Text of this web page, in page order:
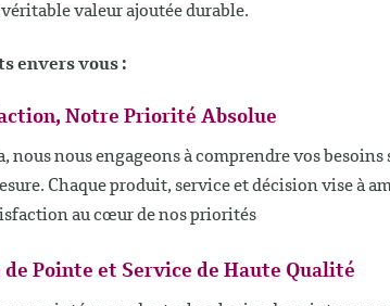
valeur ajoutée durable.
envers vous :
Notre Priorité Absolue
nous nous engageons à comprendre vos
Chaque produit, service et décision vise à
au cœur de nos priorités
de Pointe et Service de Haute Qualité